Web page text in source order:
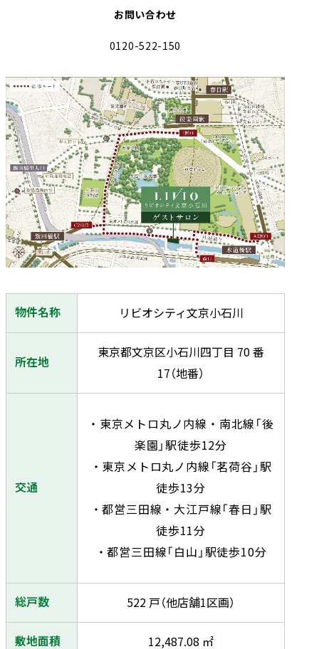
お問い合わせ
0120-522-150
物件名称 リビオシティ文京小石川
所在地
東京都文京区小石川四丁目 70 番
17（地番）
交通
・東京メトロ丸ノ内線・南北線「後
楽園」駅徒歩12分
・東京メトロ丸ノ内線「茗荷谷」駅
徒歩13分
・都営三田線・大江戸線「春日」駅
徒歩11分
・都営三田線「白山」駅徒歩10分
総戸数 522 戸（他店舗1区画）
敷地面積 12,487.08 ㎡